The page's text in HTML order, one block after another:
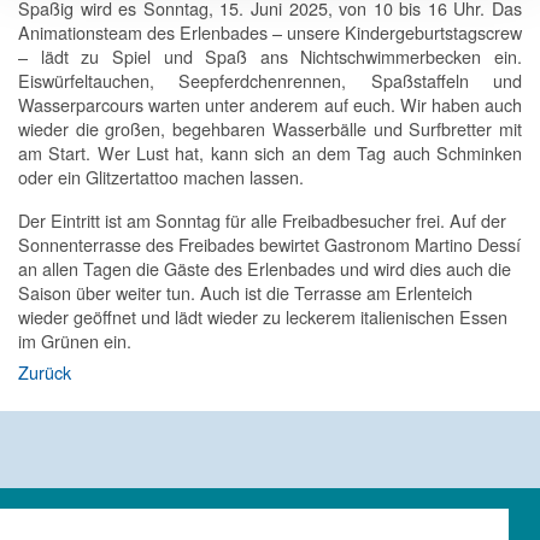
Spaßig wird es Sonntag, 15. Juni 2025, von 10 bis 16 Uhr. Das
Animationsteam des Erlenbades – unsere Kindergeburtstagscrew
– lädt zu Spiel und Spaß ans Nichtschwimmerbecken ein.
Eiswürfeltauchen, Seepferdchenrennen, Spaßstaffeln und
Wasserparcours warten unter anderem auf euch. Wir haben auch
wieder die großen, begehbaren Wasserbälle und Surfbretter mit
am Start. Wer Lust hat, kann sich an dem Tag auch Schminken
oder ein Glitzertattoo machen lassen.
Der Eintritt ist am Sonntag für alle Freibadbesucher frei. Auf der
Sonnenterrasse des Freibades bewirtet Gastronom Martino Dessí
an allen Tagen die Gäste des Erlenbades und wird dies auch die
Saison über weiter tun. Auch ist die Terrasse am Erlenteich
wieder geöffnet und lädt wieder zu leckerem italienischen Essen
im Grünen ein.
Zurück